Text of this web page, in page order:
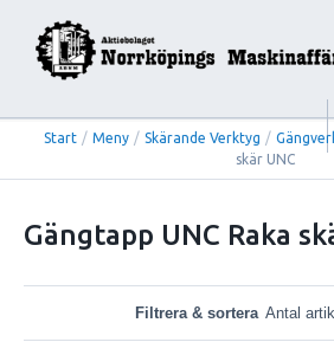
Start / Meny / Skärande Verktyg /
skär UNC
Gängtapp UNC Raka
Filtrera & sortera Antal